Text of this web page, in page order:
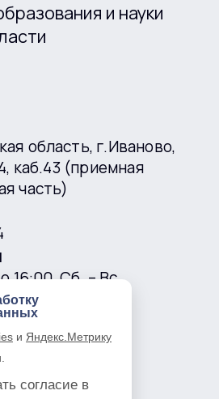
и науки
область, г.Иваново,
каб.43 (приемная
часть)
16:00, Сб. – Вс.
и Яндекс.Метрику
согласие в